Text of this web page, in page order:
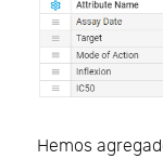
Hemos